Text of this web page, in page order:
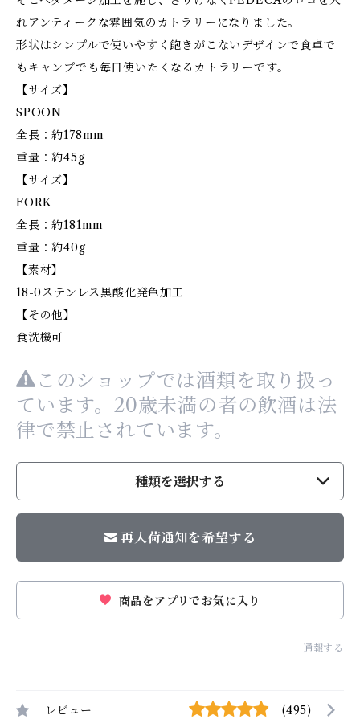
れアンティークな雰囲気のカトラリーになりました。
形状はシンプルで使いやすく飽きがこないデザインで食卓で
もキャンプでも毎日使いたくなるカトラリーです。
【サイズ】
SPOON
全長：約178mm
重量：約45g
【サイズ】
FORK
全長：約181mm
重量：約40g
【素材】
18-0ステンレス黒酸化発色加工
【その他】
食洗機可
このショップでは酒類を取り扱っ
ています。20歳未満の者の飲酒は法
律で禁止されています。
種類を選択する
再入荷通知を希望する
商品をアプリでお気に入り
通報する
レビュー (495)